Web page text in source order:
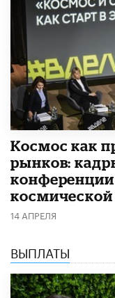
Космос как
рынков:
14 АПРЕЛЯ
ВЫПЛАТЫ